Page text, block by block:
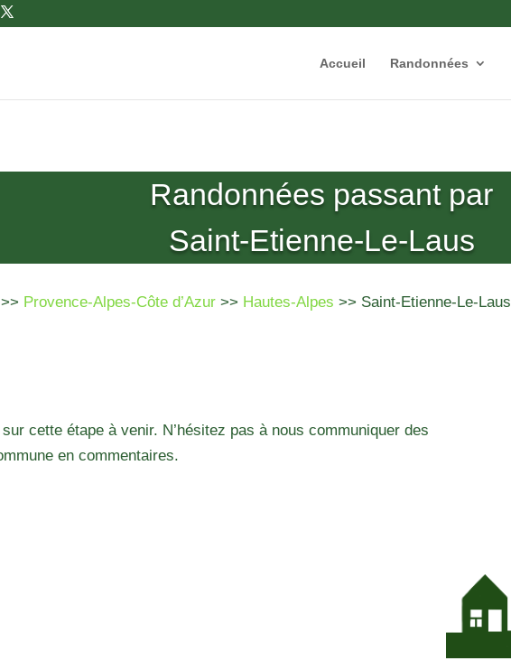
Accueil Randonnées
Randonnées passant par
Saint-Etienne-Le-Laus
>> Provence-Alpes-Côte d’Azur >> Hautes-Alpes >> Saint-Etienne-Le-Laus
cette étape à venir. N’hésitez pas à nous communiquer des
en commentaires.